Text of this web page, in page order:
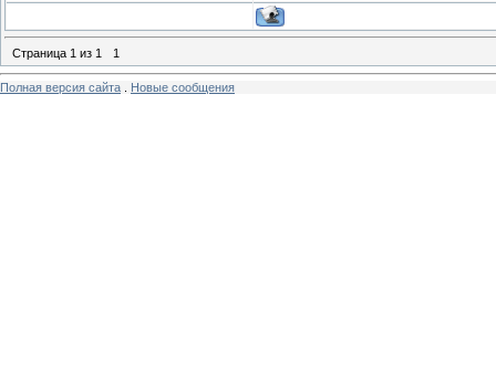
Страница 1 из 1 1
Полная версия сайта Новые сообщения